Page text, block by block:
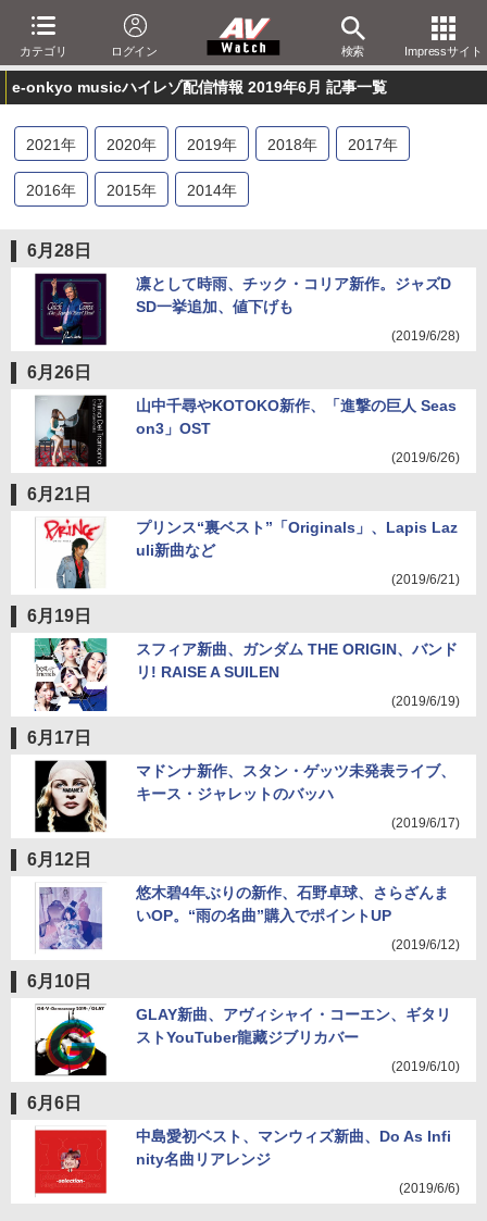
カテゴリ ログイン 検索 Impressサイト
e-onkyo musicハイレゾ配信情報 2019年6月 記事一覧
2021年 2020年 2019年 2018年 2017年
2016年 2015年 2014年
6月28日
凛として時雨、チック・コリア新作。ジャズD
SD一挙追加、値下げも
(2019/6/28)
6月26日
山中千尋やKOTOKO新作、「進撃の巨人 Seas
on3」OST
(2019/6/26)
6月21日
プリンス“裏ベスト”「Originals」、Lapis Laz
uli新曲など
(2019/6/21)
6月19日
スフィア新曲、ガンダム THE ORIGIN、バンド
リ! RAISE A SUILEN
(2019/6/19)
6月17日
マドンナ新作、スタン・ゲッツ未発表ライブ、
キース・ジャレットのバッハ
(2019/6/17)
6月12日
悠木碧4年ぶりの新作、石野卓球、さらざんま
いOP。“雨の名曲”購入でポイントUP
(2019/6/12)
6月10日
GLAY新曲、アヴィシャイ・コーエン、ギタリ
ストYouTuber龍藏ジブリカバー
(2019/6/10)
6月6日
中島愛初ベスト、マンウィズ新曲、Do As Infi
nity名曲リアレンジ
(2019/6/6)